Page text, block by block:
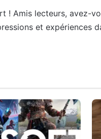
! Amis lecteurs, avez-
et expériences